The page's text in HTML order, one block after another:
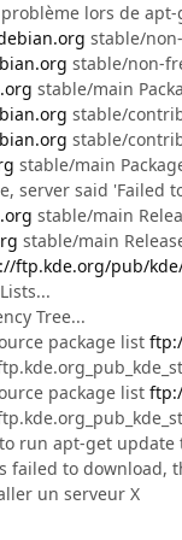
lors de
stable/
stable/non-
stable/main
stable/
stable/
stable/main
server said 'Failed
stable/main
stable/main
ftp.kde.org/pub/
Tree...
package list
package list
run apt-get
failed to download,
un serveur X